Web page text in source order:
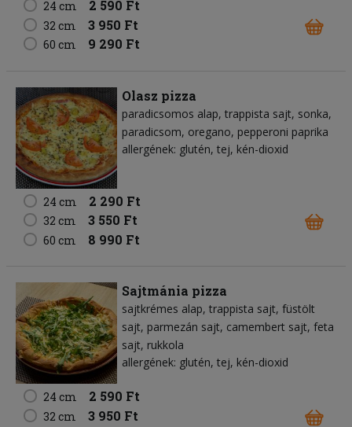
24 cm 2 590 Ft
32 cm 3 950 Ft
60 cm 9 290 Ft
Olasz pizza
paradicsomos alap trappista sajt sonka
paradicsom oregano pepperoni paprika
allergének: glutén, tej, kén-dioxid
24 cm 2 290 Ft
32 cm 3 550 Ft
60 cm 8 990 Ft
Sajtmánia pizza
sajtkrémes alap trappista sajt füstölt
sajt parmezán sajt camembert sajt feta
sajt rukkola
allergének: glutén, tej, kén-dioxid
24 cm 2 590 Ft
32 cm
3 950 Ft